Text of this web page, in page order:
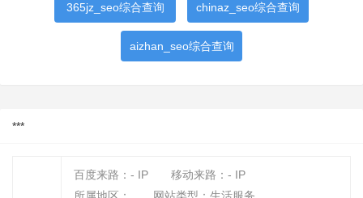
365jz_seo综合查询 chinaz_seo综合查询
aizhan_seo综合查询
***
百度来路： - IP 移动来路： - IP